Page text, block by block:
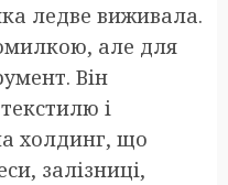
ледве виживала.
але для
Він
і
холдинг, що
залізниці,